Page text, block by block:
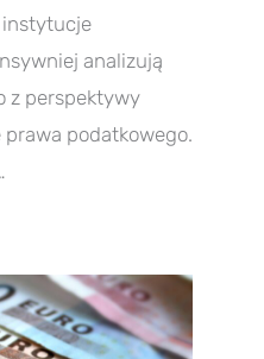
instytucje
analizują
z perspektywy
podatkowego.